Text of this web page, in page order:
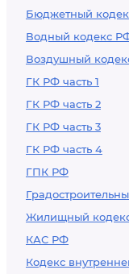
Бюджетный
Водный кодекс
Воздушный
ГК РФ часть 1
ГК РФ часть 2
ГК РФ часть 3
ГК РФ часть 4
ГПК РФ
Жилищный
КАС РФ
Кодекс